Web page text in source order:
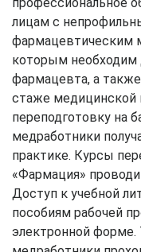
лицам с
фармацевтическим
которым необходим
фармацевта, а
стаже медицинской
переподготовку на
медработники
практике. Курсы
«Фармация»
Доступ к учебной
пособиям рабочей
электронной форме.